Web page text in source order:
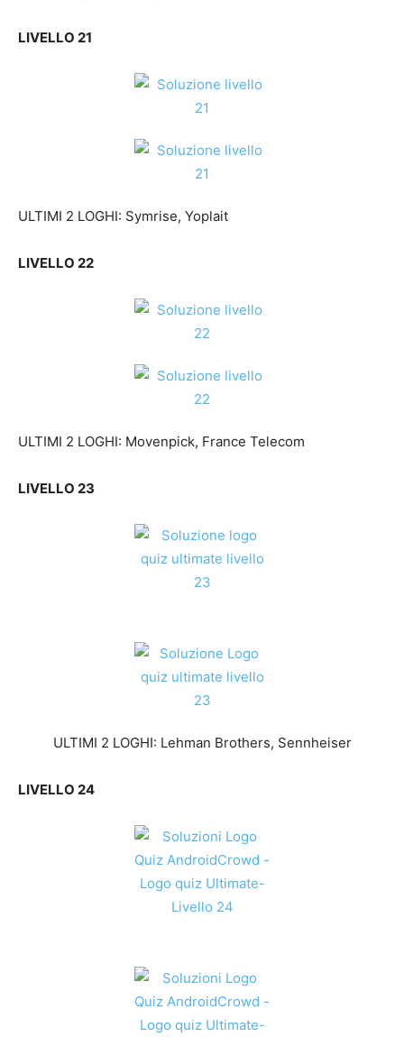
LIVELLO 21
ULTIMI 2 LOGHI: Symrise, Yoplait
LIVELLO 22
ULTIMI 2 LOGHI: Movenpick, France Telecom
LIVELLO 23
ULTIMI 2 LOGHI: Lehman Brothers, Sennheiser
LIVELLO 24